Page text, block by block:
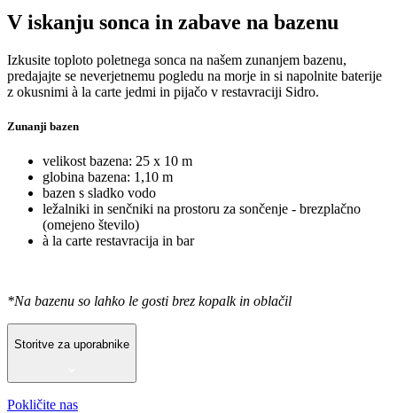
V iskanju sonca in zabave na bazenu
Izkusite toploto poletnega sonca na našem zunanjem bazenu,
predajajte se neverjetnemu pogledu na morje in si napolnite baterije
z okusnimi à la carte jedmi in pijačo v restavraciji Sidro.
Zunanji bazen
velikost bazena: 25 x 10 m
globina bazena: 1,10 m
bazen s sladko vodo
ležalniki in senčniki na prostoru za sončenje - brezplačno
(omejeno število)
à la carte restavracija in bar
*Na bazenu so lahko le gosti brez kopalk in oblačil
Storitve za uporabnike
Pokličite nas